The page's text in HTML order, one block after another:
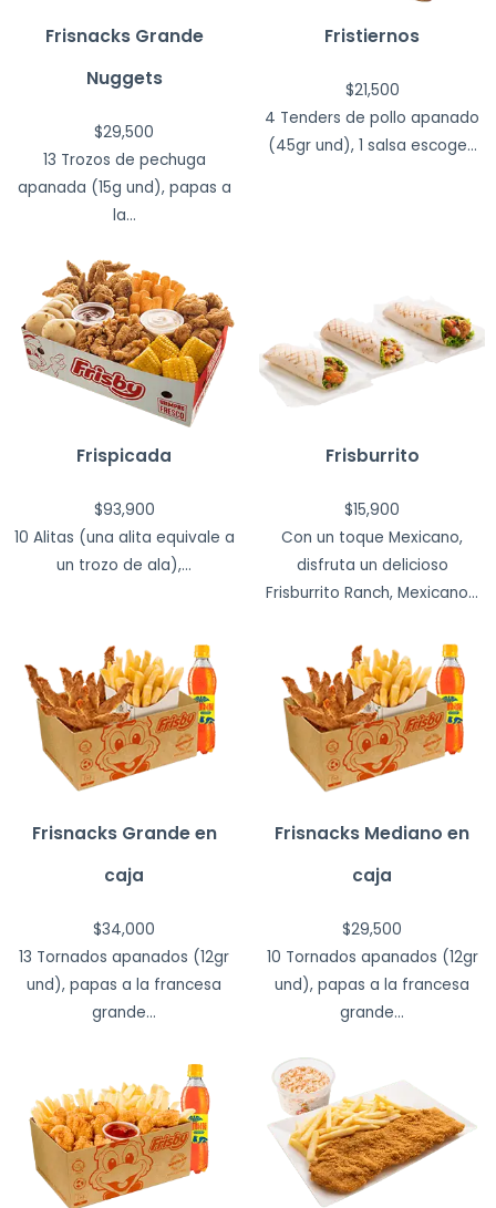
Frisnacks Grande
Nuggets
$29,500
13 Trozos de pechuga
apanada (15g und), papas a
la...
Fristiernos
$21,500
4 Tenders de pollo apanado
(45gr und), 1 salsa escoge...
Frispicada
$93,900
10 Alitas (una alita equivale a
un trozo de ala),...
Frisburrito
$15,900
Con un toque Mexicano,
disfruta un delicioso
Frisburrito Ranch, Mexicano...
Frisnacks Grande en
caja
$34,000
13 Tornados apanados (12gr
und), papas a la francesa
grande...
Frisnacks Mediano en
caja
$29,500
10 Tornados apanados (12gr
und), papas a la francesa
grande...